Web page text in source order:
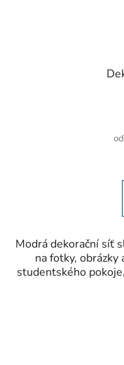
Modrá dekorační síť
na fotky, obrázky
studentského